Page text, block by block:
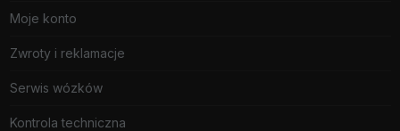
Moje konto
Zwroty i reklamacje
Serwis wózków
Kontrola techniczna